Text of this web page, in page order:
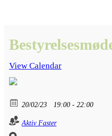
View Calendar
20/02/23 19:00 - 22:00
Aktiv Faster